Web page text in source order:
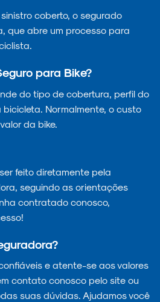
coberto, o segurado
que abre um processo para
para Bike?
do tipo de cobertura, perfil do
Normalmente, o custo
da bike.
feito diretamente pela
seguindo as orientações
contratado conosco,
e atente-se aos valores
contato conosco pelo site ou
suas dúvidas. Ajudamos você